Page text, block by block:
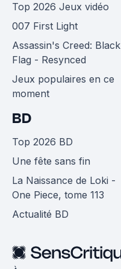
Top 2026 Jeux vidéo
007 First Light
Assassin's Creed: Black
Flag - Resynced
Jeux populaires en ce
moment
BD
Top 2026 BD
Une fête sans fin
La Naissance de Loki -
One Piece, tome 113
Actualité BD